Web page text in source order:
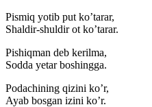
Pismiq yotib put ko’tarar,
Shaldir-shuldir ot ko’tarar.
Pishiqman deb kerilma,
Sodda yetar boshingga.
Podachining qizini ko’r,
Ayab bosgan izini ko’r.